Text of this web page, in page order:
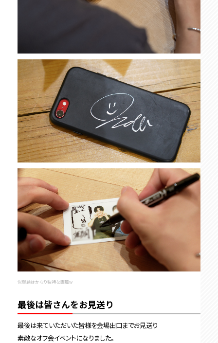
似顔絵はかなり独特な画風w
最後は皆さんをお見送り
最後は来ていただいた皆様を会場出口までお見送り
素敵なオフ会イベントになりました。